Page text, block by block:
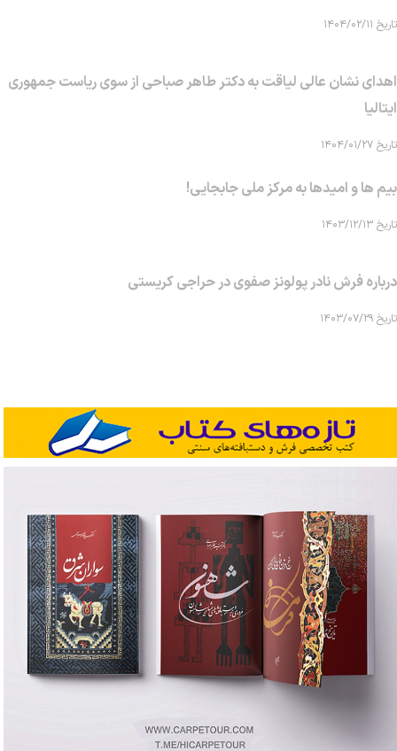
تاریخ ۱۴۰۴/۰۲/۱۱
اهدای نشان عالی لیاقت به دکتر طاهر صباحی از سوی ریاست جمهوری
ایتالیا
تاریخ ۱۴۰۴/۰۱/۲۷
بیم ها و امیدها به مرکز ملی جابجایی!
تاریخ ۱۴۰۳/۱۲/۱۳
درباره فرش نادر پولونز صفوی در حراجی کریستی
تاریخ ۱۴۰۳/۰۷/۲۹